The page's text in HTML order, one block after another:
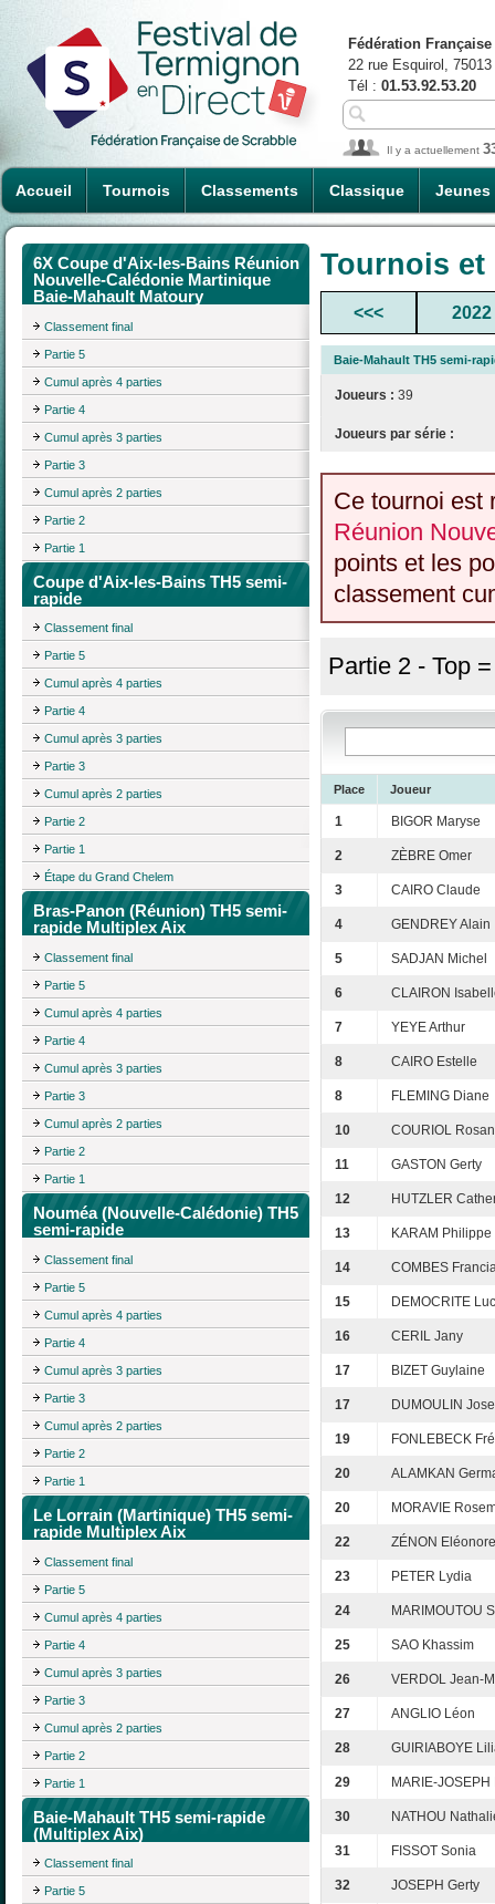
Accueil Tournois Classements Classique Jeunes
Fédération
22 rue Esquirol,
Tél : 01.53.92.53.20
Il y a actuellement
6X Coupe d'Aix-les-Bains Réunion
Nouvelle-Calédonie Martinique
Baie-Mahault Matoury
Classement final
Partie 5
Cumul après 4 parties
Partie 4
Cumul après 3 parties
Partie 3
Cumul après 2 parties
Partie 2
Partie 1
Coupe d'Aix-les-Bains TH5 semi-
rapide
Classement final
Partie 5
Cumul après 4 parties
Partie 4
Cumul après 3 parties
Partie 3
Cumul après 2 parties
Partie 2
Partie 1
Étape du Grand Chelem
Bras-Panon (Réunion) TH5 semi-
rapide Multiplex Aix
Classement final
Partie 5
Cumul après 4 parties
Partie 4
Cumul après 3 parties
Partie 3
Cumul après 2 parties
Partie 2
Partie 1
Nouméa (Nouvelle-Calédonie) TH5
semi-rapide
Classement final
Partie 5
Cumul après 4 parties
Partie 4
Cumul après 3 parties
Partie 3
Cumul après 2 parties
Partie 2
Partie 1
Le Lorrain (Martinique) TH5 semi-
rapide Multiplex Aix
Classement final
Partie 5
Cumul après 4 parties
Partie 4
Cumul après 3 parties
Partie 3
Cumul après 2 parties
Partie 2
Partie 1
Baie-Mahault TH5 semi-rapide
(Multiplex Aix)
Classement final
Partie 5
Tournois
<<< 2022
Baie-Mahault TH5 semi-
Joueurs : 39
Joueurs par série :
Ce tournoi est
Réunion
points et les
classement
Partie 2 - Top
Place Joueur
1 BIGOR Maryse
2 ZÈBRE Omer
3 CAIRO Claude
4 GENDREY Alain
5 SADJAN Michel
6 CLAIRON
7 YEYE Arthur
8 CAIRO Estelle
8 FLEMING Diane
10 COURIOL Rosan
11 GASTON Gerty
12 HUTZLER
13 KARAM Philippe
14 COMBES
15 DEMOCRITE
16 CERIL Jany
17 BIZET Guylaine
17 DUMOULIN
19 FONLEBECK
20 ALAMKAN
20 MORAVIE
22 ZÉNON Eléonore
23 PETER Lydia
24 MARIMOUTOU
25 SAO Khassim
26 VERDOL Jean-
27 ANGLIO Léon
28 GUIRIABOYE
29 MARIE-
30 NATHOU
31 FISSOT Sonia
32 JOSEPH Gerty